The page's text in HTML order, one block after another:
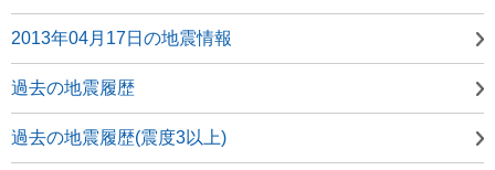
2013年04月17日の地震情報
過去の地震履歴
過去の地震履歴(震度3以上)